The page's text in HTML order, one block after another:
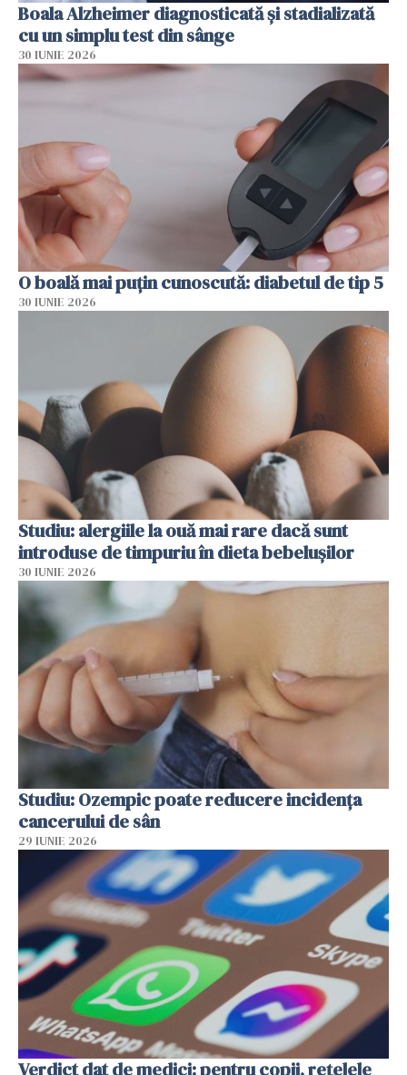
Boala Alzheimer diagnosticată și stadializată
cu un simplu test din sânge
30 IUNIE 2026
O boală mai puțin cunoscută: diabetul de tip 5
30 IUNIE 2026
Studiu: alergiile la ouă mai rare dacă sunt
introduse de timpuriu în dieta bebelușilor
30 IUNIE 2026
Studiu: Ozempic poate reducere incidența
cancerului de sân
29 IUNIE 2026
Verdict dat de medici: pentru copii, rețelele